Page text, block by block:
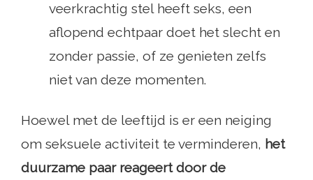
veerkrachtig stel heeft seks, een
aflopend echtpaar doet het slecht en
zonder passie, of ze genieten zelfs
niet van deze momenten.
Hoewel met de leeftijd is er een neiging
om seksuele activiteit te verminderen, het
duurzame paar reageert door de